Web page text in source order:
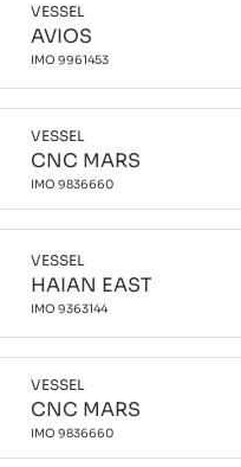
VESSEL
AVIOS
IMO 9961453
VESSEL
CNC MARS
IMO 9836660
VESSEL
HAIAN EAST
IMO 9363144
VESSEL
CNC MARS
IMO 9836660